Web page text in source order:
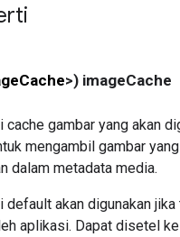
>) imageCache
gambar yang akan
mengambil gambar yang
dalam metadata media.
default akan digunakan jika
aplikasi. Dapat disetel ke